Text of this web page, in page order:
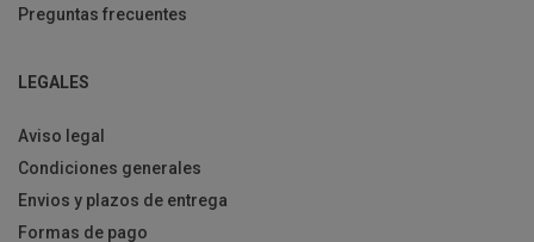
Preguntas frecuentes
LEGALES
Aviso legal
Condiciones generales
Envios y plazos de entrega
Formas de pago